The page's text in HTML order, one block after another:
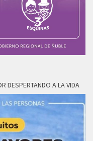
DESPERTANDO A LA VIDA